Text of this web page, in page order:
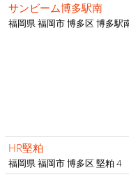
サンビーム博多駅南
福岡県 福岡市 博多区 博多駅
HR堅粕
福岡県 福岡市 博多区 堅粕 4